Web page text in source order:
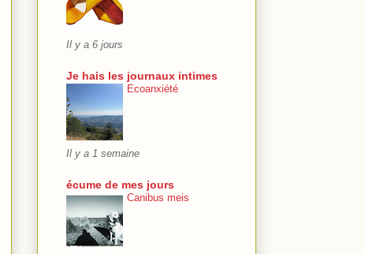
Il y a 6 jours
Je hais les journaux intimes
Ecoanxiété
Il y a 1 semaine
écume de mes jours
Canibus meis